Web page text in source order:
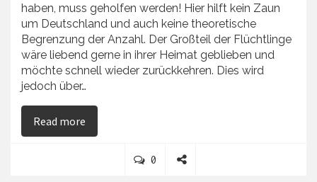
haben, muss geholfen werden! Hier hilft kein Zaun
um Deutschland und auch keine theoretische
Begrenzung der Anzahl. Der Großteil der Flüchtlinge
wäre liebend gerne in ihrer Heimat geblieben und
möchte schnell wieder zurückkehren. Dies wird
jedoch über…
Read more
0C